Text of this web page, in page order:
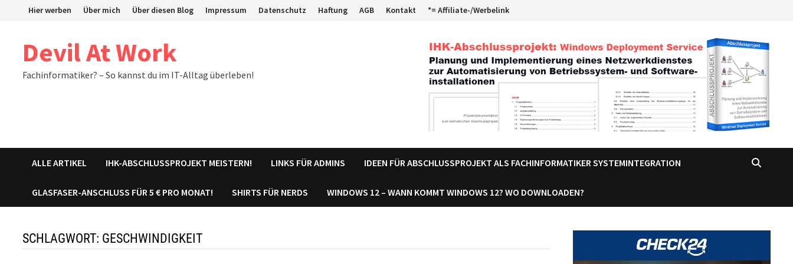
Hier werben Über mich Über diesen Blog Impressum Datenschutz Haftung AGB Kontakt *= Affiliate-/Werbelink
Devil At Work
Fachinformatiker? – So kannst du im IT-Alltag überleben!
ALLE ARTIKEL IHK-ABSCHLUSSPROJEKT MEISTERN! LINKS FÜR ADMINS IDEEN FÜR ABSCHLUSSPROJEKT ALS FACHINFORMATIKER SYSTEMINTEGRATION
GLASFASER-ANSCHLUSS FÜR 5 € PRO MONAT! SHIRTS FÜR NERDS WINDOWS 12 – WANN KOMMT WINDOWS 12? WO DOWNLOADEN?
SCHLAGWORT: GESCHWINDIGKEIT